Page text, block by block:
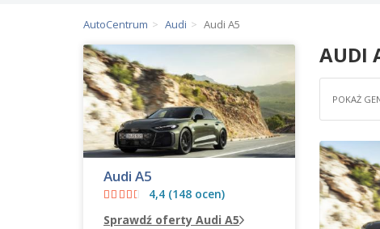
AutoCentrum Audi Audi A5
AUDI
POKAŻ
Audi A5
4,4 (148 ocen)
Sprawdź oferty Audi A5